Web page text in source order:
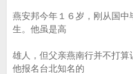
燕安邦今年１６岁，刚从国
生。他虽是高
雄人，但父亲燕南行并不打
他报名台北知名的